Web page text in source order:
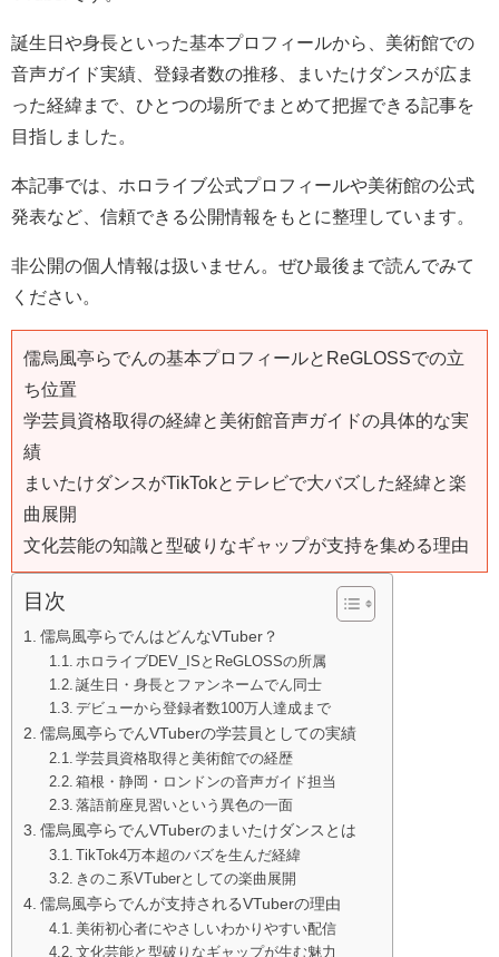
誕生日や身長といった基本プロフィールから、美術館での
音声ガイド実績、登録者数の推移、まいたけダンスが広ま
った経緯まで、ひとつの場所でまとめて把握できる記事を
目指しました。
本記事では、ホロライブ公式プロフィールや美術館の公式
発表など、信頼できる公開情報をもとに整理しています。
非公開の個人情報は扱いません。ぜひ最後まで読んでみて
ください。
儒烏風亭らでんの基本プロフィールとReGLOSSでの立
ち位置
学芸員資格取得の経緯と美術館音声ガイドの具体的な実
績
まいたけダンスがTikTokとテレビで大バズした経緯と楽
曲展開
文化芸能の知識と型破りなギャップが支持を集める理由
目次
儒烏風亭らでんはどんなVTuber？
ホロライブDEV_ISとReGLOSSの所属
誕生日・身長とファンネームでん同士
デビューから登録者数100万人達成まで
儒烏風亭らでんVTuberの学芸員としての実績
学芸員資格取得と美術館での経歴
箱根・静岡・ロンドンの音声ガイド担当
落語前座見習いという異色の一面
儒烏風亭らでんVTuberのまいたけダンスとは
TikTok4万本超のバズを生んだ経緯
きのこ系VTuberとしての楽曲展開
儒烏風亭らでんが支持されるVTuberの理由
美術初心者にやさしいわかりやすい配信
文化芸能と型破りなギャップが生む魅力